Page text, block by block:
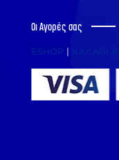
Οι Αγορές σας
ESHOP ΚΑΛΑΘΙ